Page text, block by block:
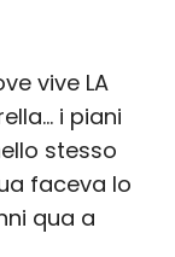
vive LA
i piani
stesso
faceva lo
qua a